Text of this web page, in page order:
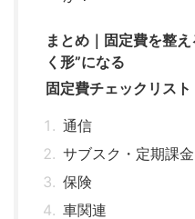
まとめ｜固定費を整
く形”になる
固定費チェックリスト
通信
サブスク・定期課金
保険
車関連